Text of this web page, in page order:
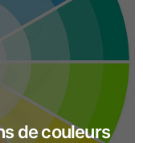
de couleurs